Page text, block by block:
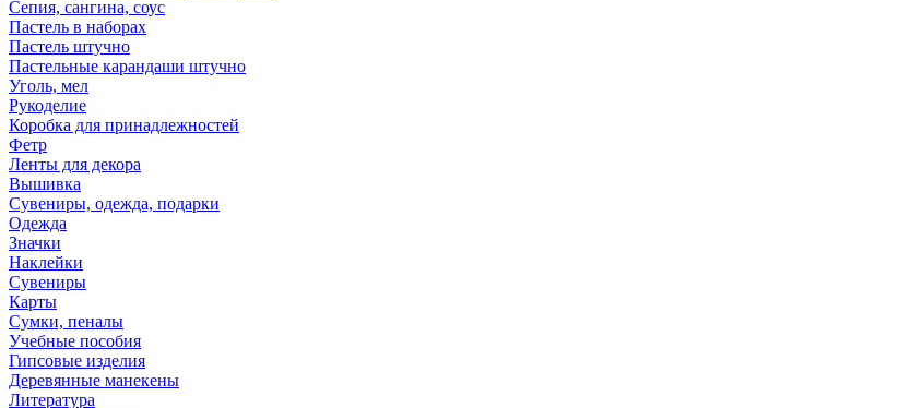
Сепия, сангина, соус
Пастель в наборах
Пастель штучно
Пастельные карандаши штучно
Уголь, мел
Рукоделие
Коробка для принадлежностей
Фетр
Ленты для декора
Вышивка
Сувениры, одежда, подарки
Одежда
Значки
Наклейки
Сувениры
Карты
Сумки, пеналы
Учебные пособия
Гипсовые изделия
Деревянные манекены
Литература